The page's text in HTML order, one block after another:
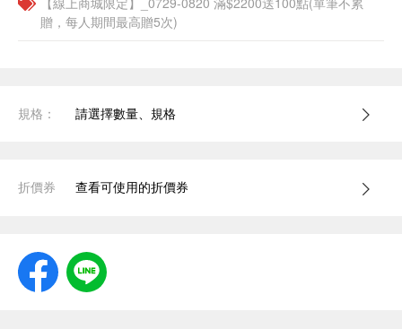
贈，每人期間最高贈5次)
規格： 請選擇數量、規格
折價券 查看可使用的折價券